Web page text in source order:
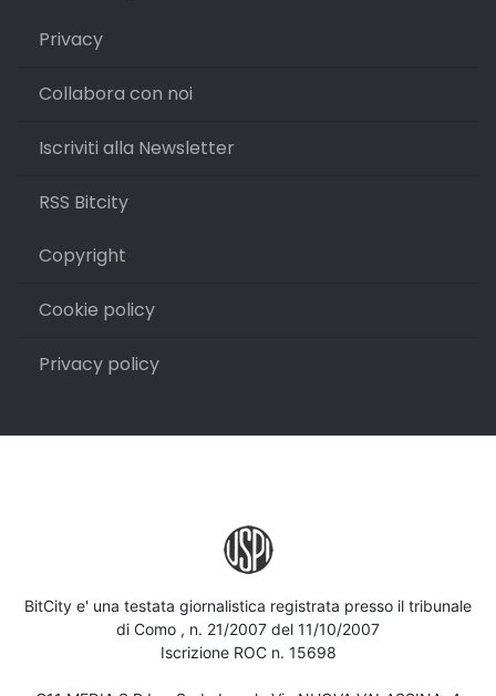
Privacy
Collabora con noi
Iscriviti alla Newsletter
RSS Bitcity
Copyright
Cookie policy
Privacy policy
BitCity e' una testata giornalistica registrata presso il tribunale
di Como , n. 21/2007 del 11/10/2007
Iscrizione ROC n. 15698